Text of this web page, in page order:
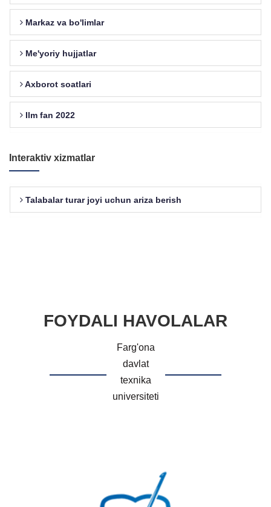
Markaz va bo'limlar
Me'yoriy hujjatlar
Axborot soatlari
Ilm fan 2022
Interaktiv xizmatlar
Talabalar turar joyi uchun ariza berish
FOYDALI HAVOLALAR
Farg'ona
davlat
texnika
universiteti